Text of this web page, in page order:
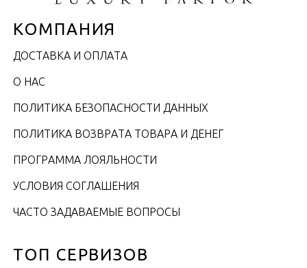
КОМПАНИЯ
ДОСТАВКА И ОПЛАТА
О НАС
ПОЛИТИКА БЕЗОПАСНОСТИ ДАННЫХ
ПОЛИТИКА ВОЗВРАТА ТОВАРА И ДЕНЕГ
ПРОГРАММА ЛОЯЛЬНОСТИ
УСЛОВИЯ СОГЛАШЕНИЯ
ЧАСТО ЗАДАВАЕМЫЕ ВОПРОСЫ
ТОП СЕРВИЗОВ